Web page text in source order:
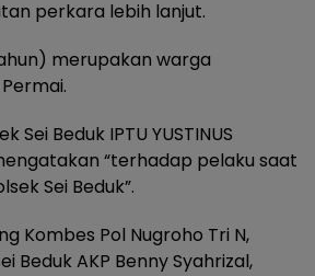
perkara lebih lanjut.
merupakan warga
Sei Beduk IPTU YUSTINUS
“terhadap pelaku saat
Sei Beduk”.
Kombes Pol Nugroho Tri N,
Beduk AKP Benny Syahrizal,